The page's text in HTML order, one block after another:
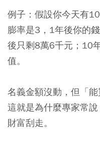
例子：假設你今天有
膨率是3，1年後你的
後只剩8萬6千元；10
值。
名義金額沒動，但「能
這就是為什麼專家常
財富刮走。